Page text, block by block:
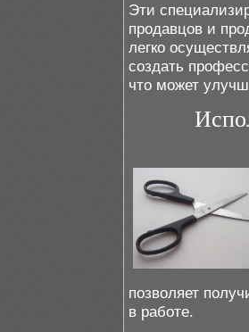
Эти
продавцов и
легко
создать
что может
позволяет
в работе.